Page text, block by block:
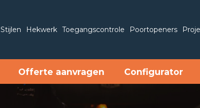
Stijlen Hekwerk Toegangscontrole Poortopeners
Offerte aanvragen Configurator